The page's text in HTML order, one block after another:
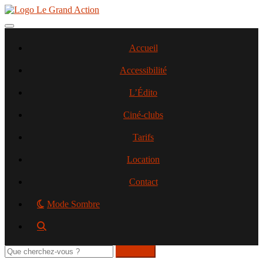
Aller
contenu
Toggle navigation
Accueil
Accessibilité
L’Édito
Ciné-clubs
Tarifs
Location
Contact
Mode Sombre
Rechercher
sur